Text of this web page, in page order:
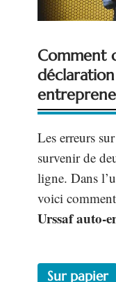
Comment
Les erreurs
survenir de
ligne. Dans
voici comment
Urssaf auto-
Sur papier